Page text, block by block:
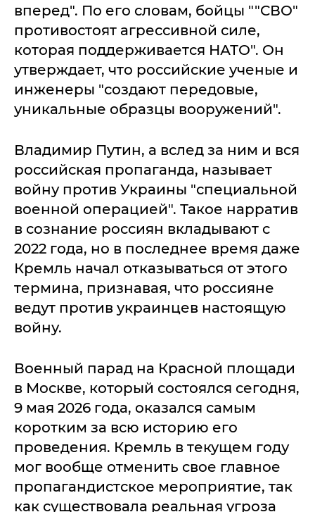
вперед". По его словам, бойцы ""СВО"
противостоят агрессивной силе,
которая поддерживается НАТО". Он
утверждает, что российские ученые и
инженеры "создают передовые,
уникальные образцы вооружений".
Владимир Путин, а вслед за ним и вся
российская пропаганда, называет
войну против Украины "специальной
военной операцией". Такое нарратив
в сознание россиян вкладывают с
2022 года, но в последнее время даже
Кремль начал отказываться от этого
термина, признавая, что россияне
ведут против украинцев настоящую
войну.
Военный парад на Красной площади
в Москве, который состоялся сегодня,
9 мая 2026 года, оказался самым
коротким за всю историю его
проведения. Кремль в текущем году
мог вообще отменить свое главное
пропагандистское мероприятие, так
как существовала реальная угроза